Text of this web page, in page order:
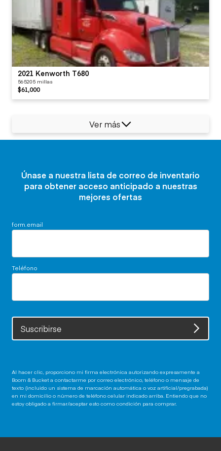
2021 Kenworth T680
565205 millas
$61,000
Ver más
Únase a nuestra lista de correo de inventario
para obtener acceso anticipado a nuestras
mejores ofertas
form.email
Teléfono
Suscribirse
Al hacer clic, proporciono mi firma electrónica autorizando expresamente a
Boom & Bucket a contactarme por correo electrónico, teléfono o mensaje de
texto (incluido un sistema de marcación automática o voz artificial/pregrabada)
en mi domicilio o número de teléfono celular indicado arriba. Entiendo que no
estoy obligado a firmar/aceptar esto como condición para comprar.